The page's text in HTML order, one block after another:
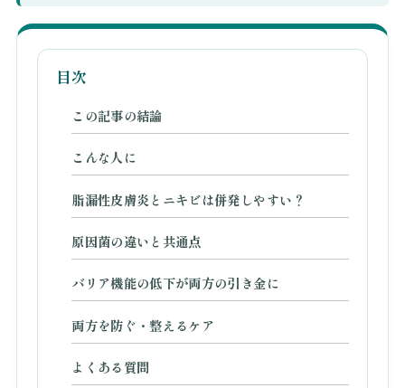
目次
この記事の結論
こんな人に
脂漏性皮膚炎とニキビは併発しやすい？
原因菌の違いと共通点
バリア機能の低下が両方の引き金に
両方を防ぐ・整えるケア
よくある質問